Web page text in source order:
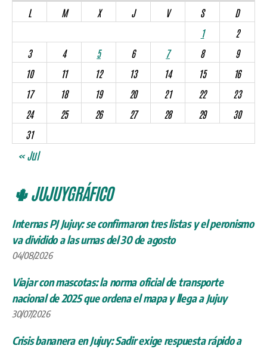
L
M X J V S
D
1
2
3
4 5 6 7 8
9
10
11 12 13 14 15
16
17
18 19 20 21 22
23
24
25 26 27 28 29
30
31
« Jul
🌵 JUJUYGRÁFICO
Internas PJ Jujuy: se confirmaron tres listas y el peronismo
va dividido a las urnas del 30 de agosto
04/08/2026
Viajar con mascotas: la norma oficial de transporte
nacional de 2025 que ordena el mapa y llega a Jujuy
30/07/2026
Crisis bananera en Jujuy: Sadir exige respuesta rápido a